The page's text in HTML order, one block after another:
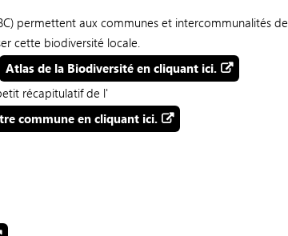
permettent aux communes et intercommunalités de
cette biodiversité locale.
Atlas de la Biodiversité en cliquant ici.
récapitulatif de l'
commune en cliquant ici.